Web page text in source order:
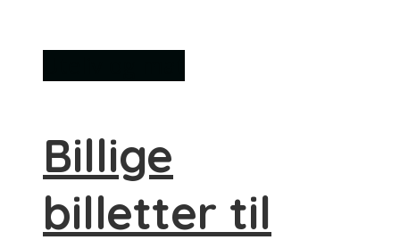
Billige
billetter til